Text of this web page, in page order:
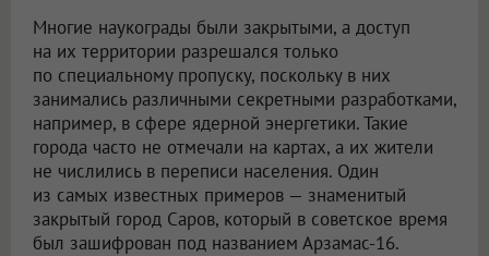
Многие наукограды были закрытыми, а доступ
на их территории разрешался только
по специальному пропуску, поскольку в них
занимались различными секретными разработками,
например, в сфере ядерной энергетики. Такие
города часто не отмечали на картах, а их жители
не числились в переписи населения. Один
из самых известных примеров — знаменитый
закрытый город Саров, который в советское время
был зашифрован под названием Арзамас-16.